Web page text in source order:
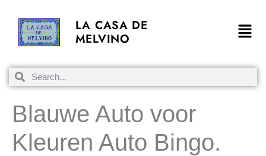
LA CASA DE
MELVINO
Blauwe Auto voor
Kleuren Auto Bingo.